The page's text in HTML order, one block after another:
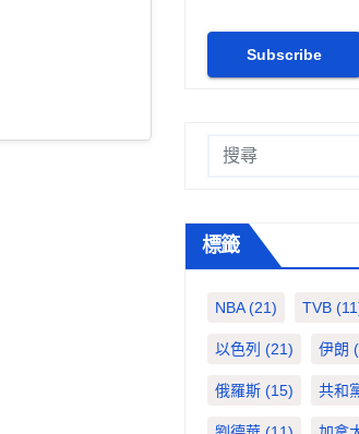
標籤
NBA(21) TVB
以色列 (21) 伊朗
俄羅斯 (15) 共和